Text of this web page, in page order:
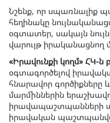
Նշենք, որ սպառնալիք
հեղինակը
օգտատեր, սակայն
վարույթ իրականացնող
«Իրավունքի կողմ» ՀԿ-ն
օգտագործելով
հնարավոր գործիքները
մարմիններին
իրավապաշտպանների
իրավական